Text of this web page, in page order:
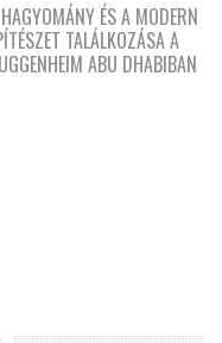
ÉS A MODERN
TALÁLKOZÁSA A
ABU DHABIBAN